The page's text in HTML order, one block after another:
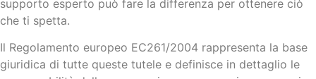
supporto esperto può fare la differenza per ottenere ciò
che ti spetta.
Il Regolamento europeo EC261/2004 rappresenta la base
giuridica di tutte queste tutele e definisce in dettaglio le